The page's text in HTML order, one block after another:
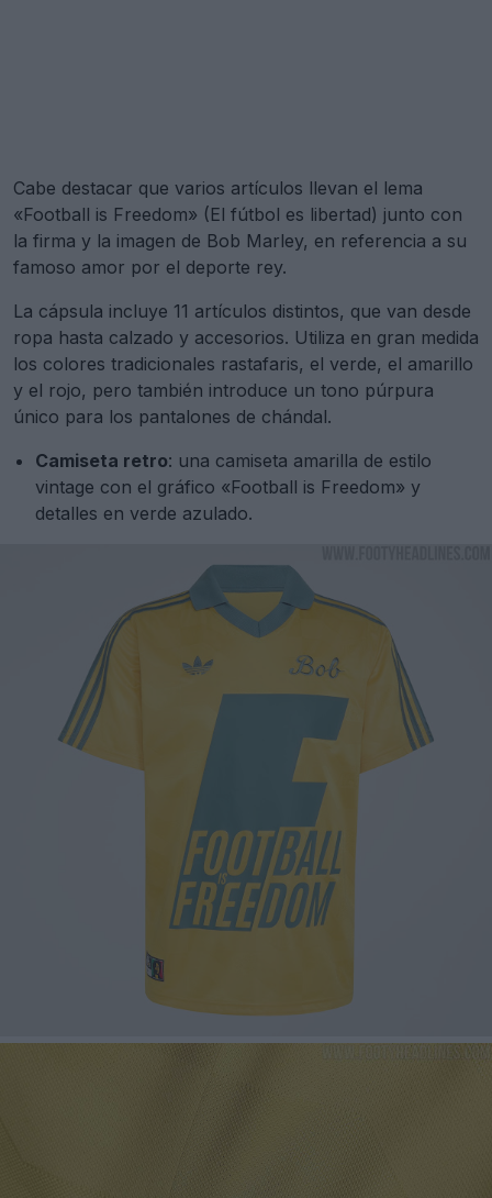
Cabe destacar que varios artículos llevan el lema
«Football is Freedom» (El fútbol es libertad) junto con
la firma y la imagen de Bob Marley, en referencia a su
famoso amor por el deporte rey.
La cápsula incluye 11 artículos distintos, que van desde
ropa hasta calzado y accesorios. Utiliza en gran medida
los colores tradicionales rastafaris, el verde, el amarillo
y el rojo, pero también introduce un tono púrpura
único para los pantalones de chándal.
Camiseta retro: una camiseta amarilla de estilo
vintage con el gráfico «Football is Freedom» y
detalles en verde azulado.